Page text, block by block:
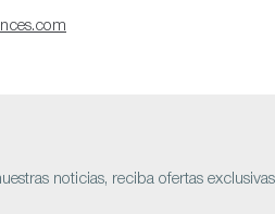
noticias, reciba ofertas exclusivas